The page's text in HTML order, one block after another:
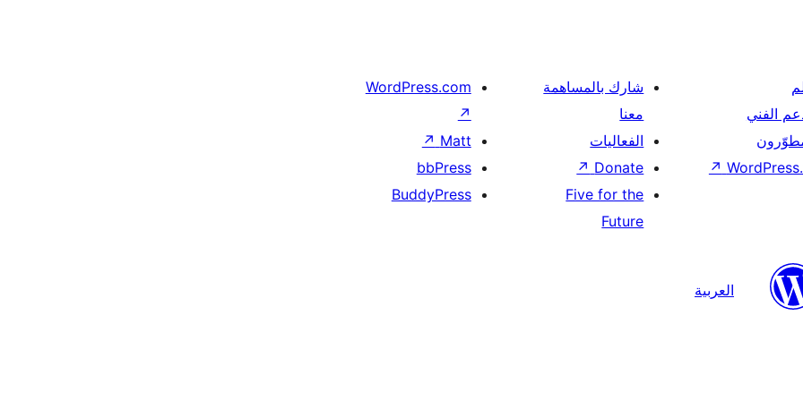
الفني
↗
شارك بالمساهمة
معنا
الفعاليات
Donate
↗
Five for the
Future
WordPress.com
↗
Matt
↗
bbPress
BuddyPress
العربية